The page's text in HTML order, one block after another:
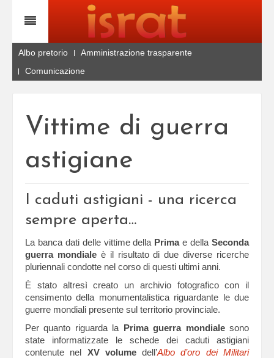
Albo pretorio
Amministrazione trasparente
Comunicazione
Vittime di guerra
astigiane
I caduti astigiani - una ricerca
sempre aperta…
La banca dati delle vittime della Primae dellaSeconda
guerra mondialeè il risultato di due diverse ricerche
pluriennali condotte nel corso di questi ultimi anni.
È stato altresì creato un archivio fotografico con il
censimento della monumentalistica riguardante le due
guerre mondiali presente sul territorio provinciale.
Per quanto riguarda la Prima guerra mondialesono
state informatizzate le schede dei caduti astigiani
contenute nel XV volumedell’Albo d’oro dei Militari